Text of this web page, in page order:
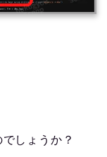
しょうか？